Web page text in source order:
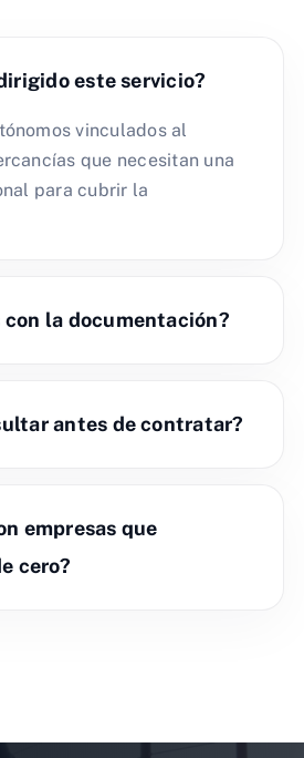
este servicio?
vinculados al
que necesitan una
para cubrir la
con la documentación?
antes de contratar?
empresas que
cero?